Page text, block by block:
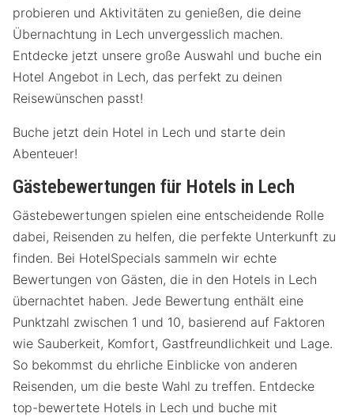
probieren und Aktivitäten zu genießen, die deine
Übernachtung in Lech unvergesslich machen.
Entdecke jetzt unsere große Auswahl und buche ein
Hotel Angebot in Lech, das perfekt zu deinen
Reisewünschen passt!
Buche jetzt dein Hotel in Lech und starte dein
Abenteuer!
Gästebewertungen für Hotels in Lech
Gästebewertungen spielen eine entscheidende Rolle
dabei, Reisenden zu helfen, die perfekte Unterkunft zu
finden. Bei HotelSpecials sammeln wir echte
Bewertungen von Gästen, die in den Hotels in Lech
übernachtet haben. Jede Bewertung enthält eine
Punktzahl zwischen 1 und 10, basierend auf Faktoren
wie Sauberkeit, Komfort, Gastfreundlichkeit und Lage.
So bekommst du ehrliche Einblicke von anderen
Reisenden, um die beste Wahl zu treffen. Entdecke
top-bewertete Hotels in Lech und buche mit